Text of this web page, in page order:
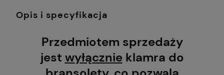
Opis i specyfikacja
Przedmiotem sprzedaży
jest wyłącznieklamra do